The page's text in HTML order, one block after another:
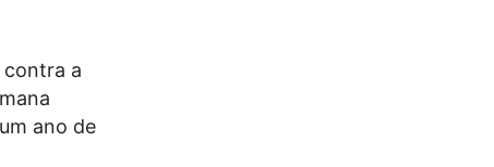
contra a
ano de